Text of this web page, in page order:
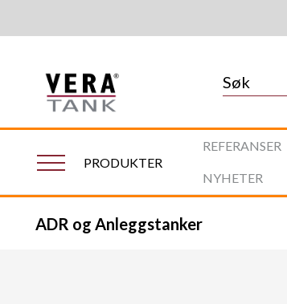
PRODUKTER
REFERANSER
NYHETER
ADR og Anleggstanker